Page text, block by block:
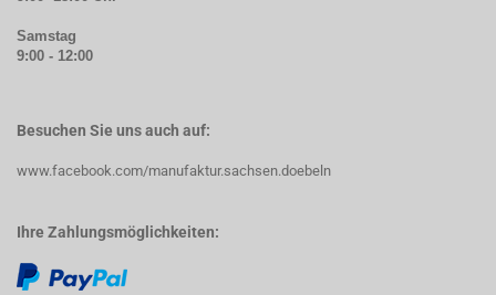
Samstag
9:00 - 12:00
Besuchen Sie uns auch auf:
www.facebook.com/manufaktur.sachsen.doebeln
Ihre Zahlungsmöglichkeiten: